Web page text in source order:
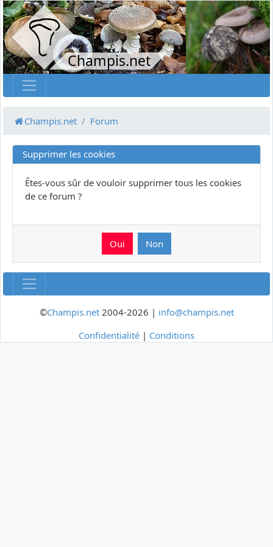
Champis.net
Champis.net Forum
Supprimer les cookies
Êtes-vous sûr de vouloir supprimer tous les cookies
de ce forum ?
©Champis.net2004-2026 | info@champis.net
Confidentialité | Conditions